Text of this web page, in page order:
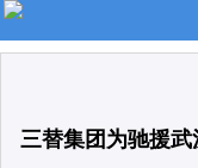
三替集团为驰援